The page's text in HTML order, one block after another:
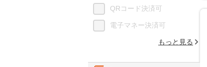
QRコード決済可
電子マネー決済可
もっと見る